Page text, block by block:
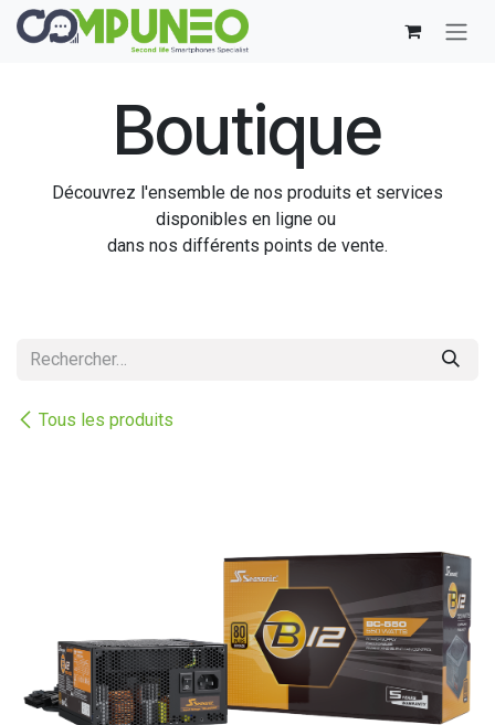
Se rendre au contenu
Boutique
Découvrez l'ensemble de nos produits et services
disponibles en ligne ou
dans nos différents points de vente.
Tous les produits